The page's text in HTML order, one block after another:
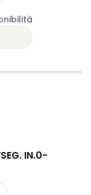
IN.0-